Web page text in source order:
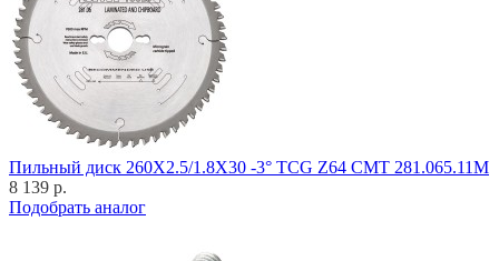
Пильный диск 260X2.5/1.8X30 -3° TCG Z64 CMT 281.065.11M
8 139 р.
Подобрать аналог